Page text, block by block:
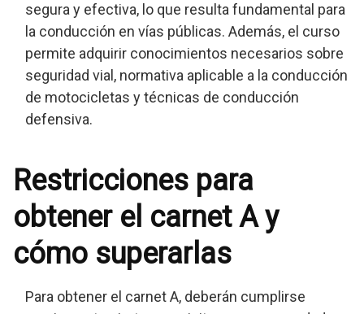
segura y efectiva, lo que resulta fundamental para
la conducción en vías públicas. Además, el curso
permite adquirir conocimientos necesarios sobre
seguridad vial, normativa aplicable a la conducción
de motocicletas y técnicas de conducción
defensiva.
Restricciones para
obtener el carnet A y
cómo superarlas
Para obtener el carnet A, deberán cumplirse